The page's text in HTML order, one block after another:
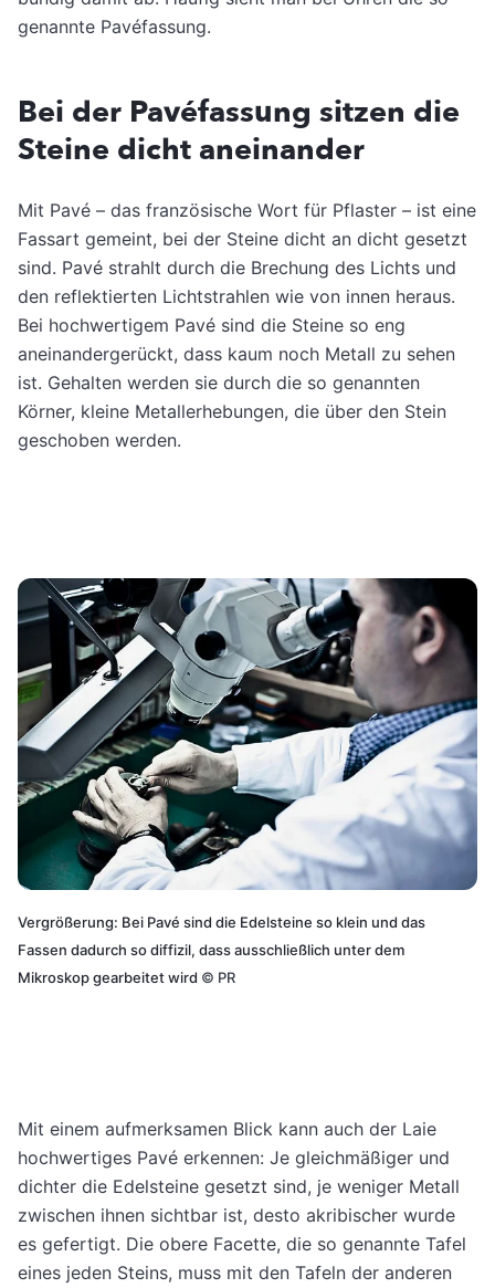
genannte Pavéfassung.
Bei der Pavéfassung sitzen die
Steine dicht aneinander
Mit Pavé – das französische Wort für Pflaster – ist eine
Fassart gemeint, bei der Steine dicht an dicht gesetzt
sind. Pavé strahlt durch die Brechung des Lichts und
den reflektierten Lichtstrahlen wie von innen heraus.
Bei hochwertigem Pavé sind die Steine so eng
aneinandergerückt, dass kaum noch Metall zu sehen
ist. Gehalten werden sie durch die so genannten
Körner, kleine Metallerhebungen, die über den Stein
geschoben werden.
Vergrößerung: Bei Pavé sind die Edelsteine so klein und das
Fassen dadurch so diffizil, dass ausschließlich unter dem
Mikroskop gearbeitet wird © PR
Mit einem aufmerksamen Blick kann auch der Laie
hochwertiges Pavé erkennen: Je gleichmäßiger und
dichter die Edelsteine gesetzt sind, je weniger Metall
zwischen ihnen sichtbar ist, desto akribischer wurde
es gefertigt. Die obere Facette, die so genannte Tafel
eines jeden Steins, muss mit den Tafeln der anderen